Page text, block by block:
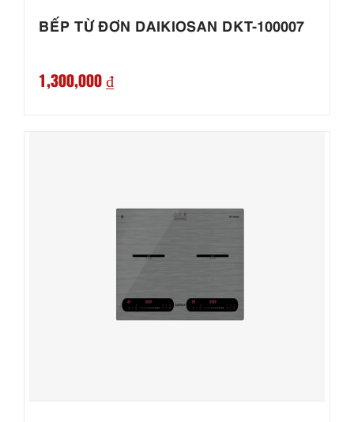
BẾP TỪ ĐƠN DAIKIOSAN DKT-100007
1,300,000 ₫